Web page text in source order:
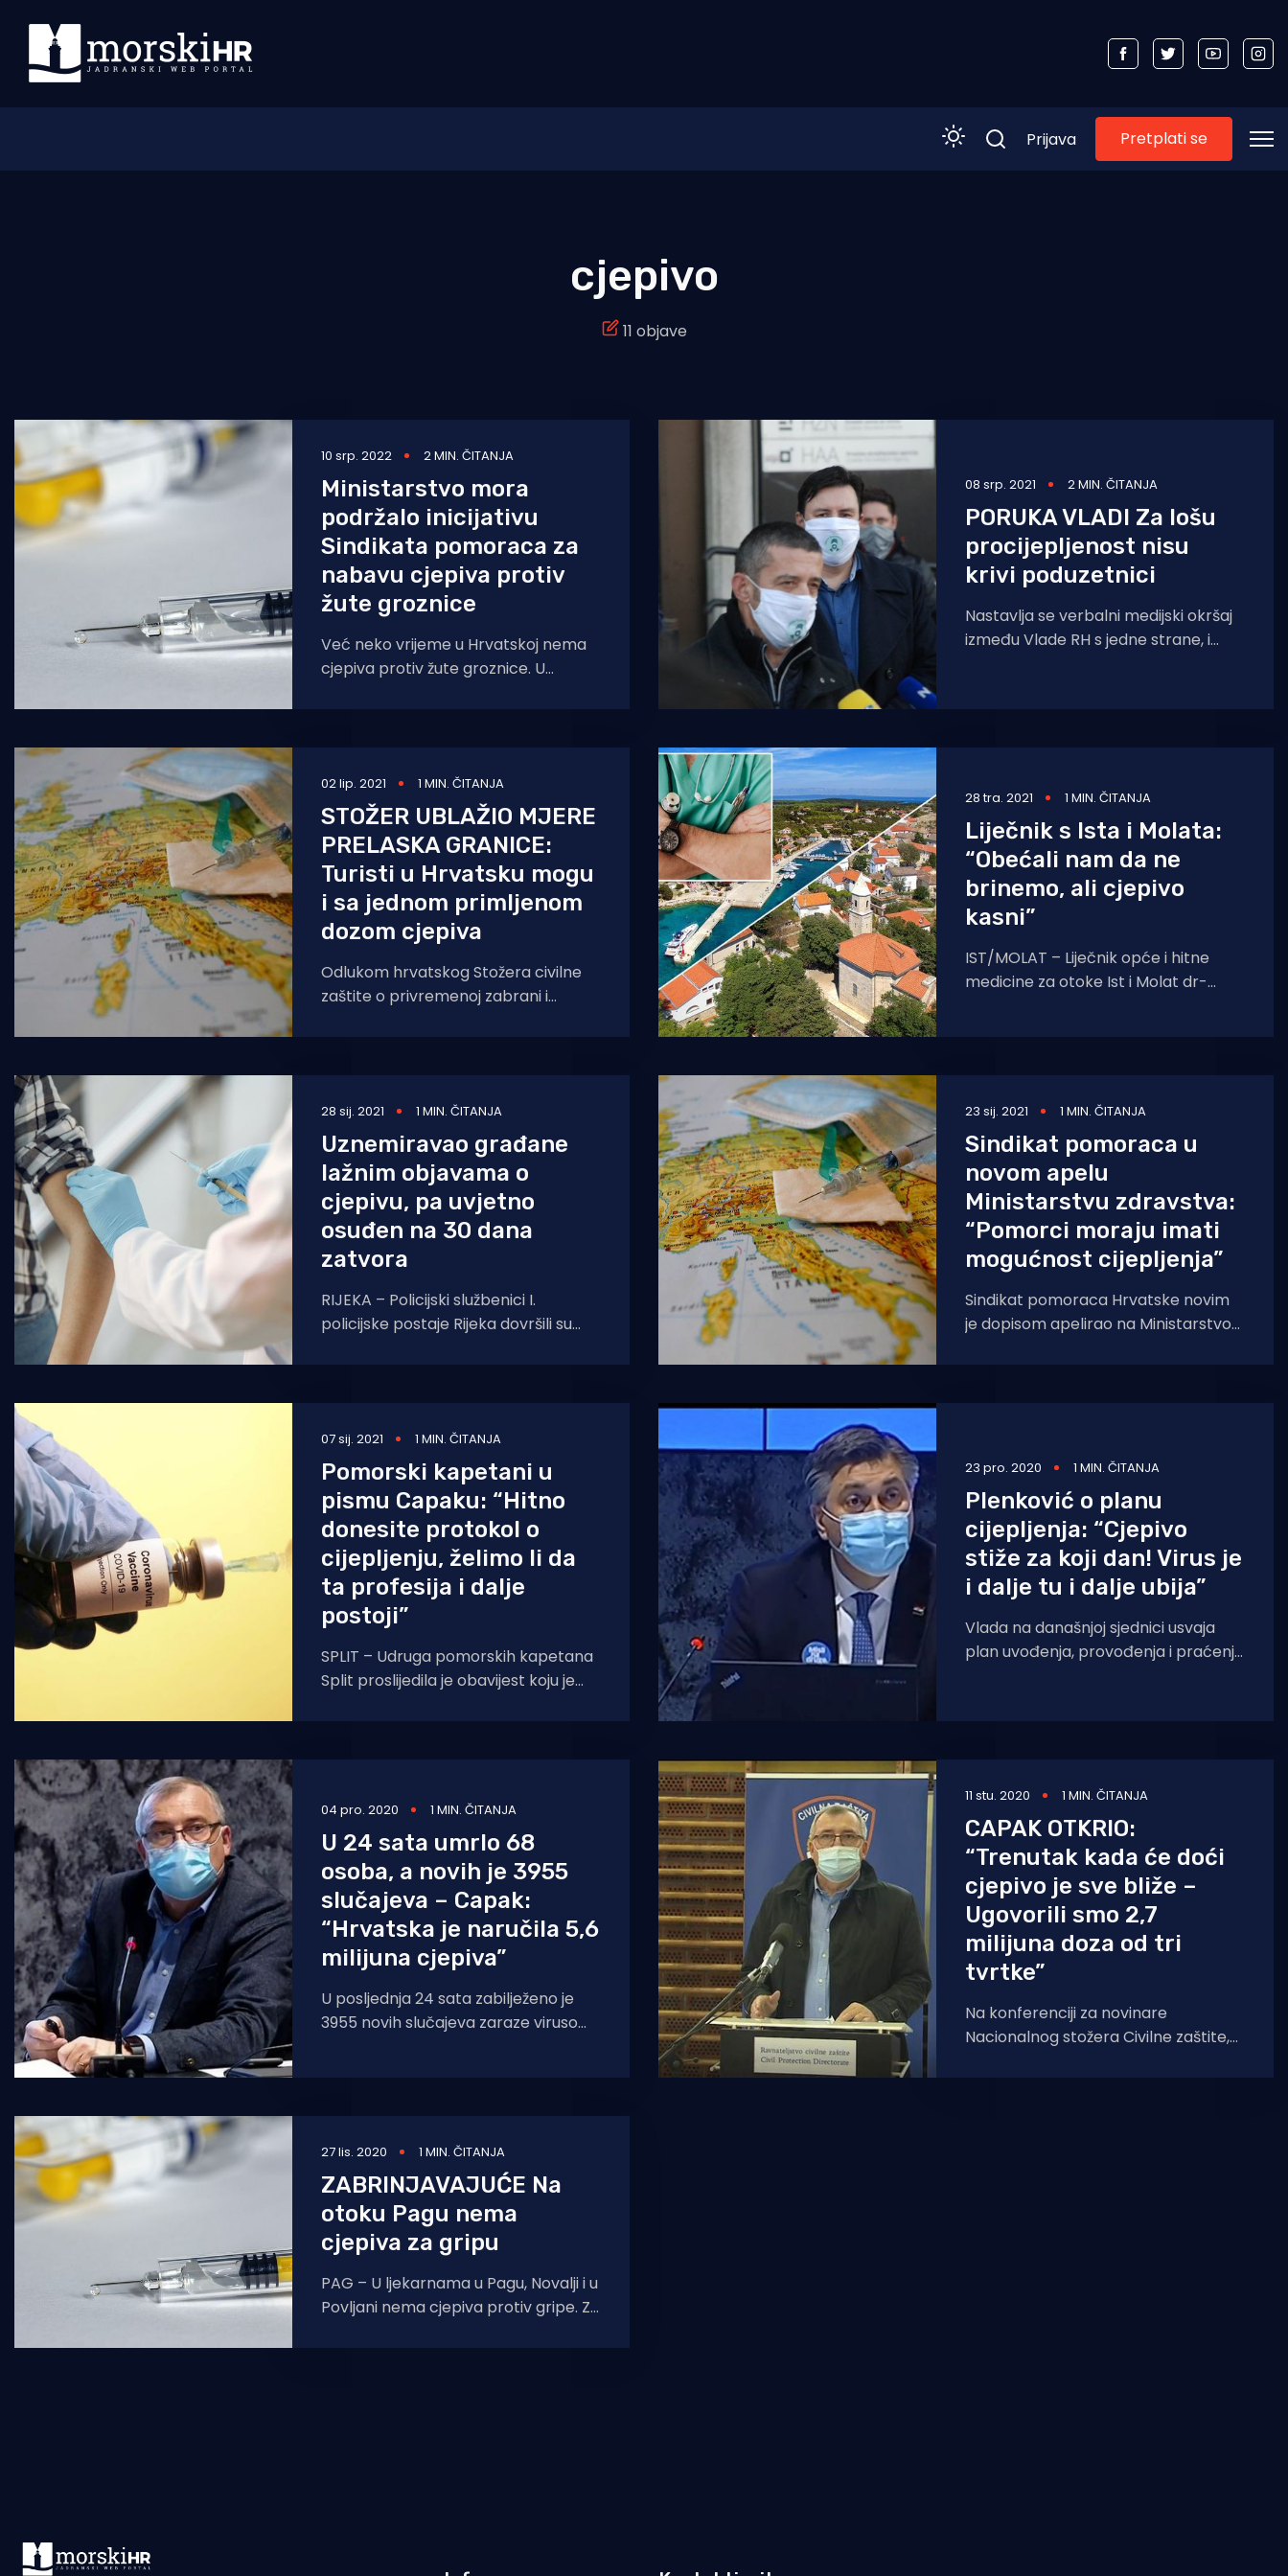
Turizam i nautika
Pomorstvo
Ribolov
Ekologija
Prijava Pretplati se
cjepivo
11 objave
10 srp. 2022 2 MIN. ČITANJA
Ministarstvo mora
podržalo inicijativu
Sindikata pomoraca za
nabavu cjepiva protiv
žute groznice
Već neko vrijeme u Hrvatskoj nema
cjepiva protiv žute groznice. U
da svakim danom primaju veliki
08 srp. 2021 2 MIN. ČITANJA
PORUKA VLADI Za lošu
procijepljenost nisu
krivi poduzetnici
Nastavlja se verbalni medijski okršaj
između Vlade RH s jedne strane, i
02 lip. 2021 1 MIN. ČITANJA
STOŽER UBLAŽIO MJERE
PRELASKA GRANICE:
Turisti u Hrvatsku mogu
i sa jednom primljenom
dozom cjepiva
Odlukom hrvatskog Stožera civilne
zaštite o privremenoj zabrani i
graničnih prijelaza u srijedu su
28 tra. 2021 1 MIN. ČITANJA
Liječnik s Ista i Molata:
“Obećali nam da ne
brinemo, ali cjepivo
kasni”
IST/MOLAT – Liječnik opće i hitne
medicine za otoke Ist i Molat dr-
28 sij. 2021 1 MIN. ČITANJA
Uznemiravao građane
lažnim objavama o
cjepivu, pa uvjetno
osuđen na 30 dana
zatvora
RIJEKA – Policijski službenici I.
policijske postaje Rijeka dovršili su
godišnjim hrvatskim državljaninom
23 sij. 2021 1 MIN. ČITANJA
Sindikat pomoraca u
novom apelu
Ministarstvu zdravstva:
“Pomorci moraju imati
mogućnost cijepljenja”
Sindikat pomoraca Hrvatske novim
je dopisom apelirao na Ministarstvo
omoguće cijepljenje protiv COVID 19.
07 sij. 2021 1 MIN. ČITANJA
Pomorski kapetani u
pismu Capaku: “Hitno
donesite protokol o
cijepljenju, želimo li da
ta profesija i dalje
postoji”
SPLIT – Udruga pomorskih kapetana
Split proslijedila je obavijest koju je
pomorskih kapetana) dobila od
23 pro. 2020 1 MIN. ČITANJA
Plenković o planu
cijepljenja: “Cjepivo
stiže za koji dan! Virus je
i dalje tu i dalje ubija”
Vlada na današnjoj sjednici usvaja
plan uvođenja, provođenja i praćenja
04 pro. 2020 1 MIN. ČITANJA
U 24 sata umrlo 68
osoba, a novih je 3955
slučajeva – Capak:
“Hrvatska je naručila 5,6
milijuna cjepiva”
U posljednja 24 sata zabilježeno je
3955 novih slučajeva zaraze virusom
11 stu. 2020 1 MIN. ČITANJA
CAPAK OTKRIO:
“Trenutak kada će doći
cjepivo je sve bliže –
Ugovorili smo 2,7
milijuna doza od tri
tvrtke”
Na konferenciji za novinare
Nacionalnog stožera Civilne zaštite,
rekao je da je tjedni porast u
27 lis. 2020 1 MIN. ČITANJA
ZABRINJAVAJUĆE Na
otoku Pagu nema
cjepiva za gripu
PAG – U ljekarnama u Pagu, Novalji i u
Povljani nema cjepiva protiv gripe. Za